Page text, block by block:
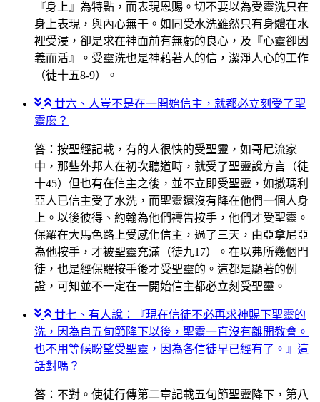
『身上』為特點，而表現恩賜。切不要以為受靈洗只在
身上表現，與內心無干。如同受水洗雖然只有身體在水
裡受浸，卻是求在神面前有無虧的良心，及『心靈卻因
義而活』。受靈洗也是神藉著人的信，潔淨人心的工作
（徒十五8-9）。
廿六、人豈不是在一開始信主，就都必立刻受了聖
靈麼？
答：按聖經記載，有的人很快的受聖靈，如哥尼流家
中，那些外邦人在初次聽道時，就受了聖靈說方言（徒
十45）但也有在信主之後，並不立即受聖靈，如撒瑪利
亞人已信主受了水洗，而聖靈還沒有降在他們一個人身
上。以後彼得、約翰為他們禱告按手，他們才受聖靈。
保羅在大馬色路上受感化信主，過了三天，由亞拿尼亞
為他按手，才被聖靈充滿（徒九17）。在以弗所幾個門
徒，也是經保羅按手後才受聖靈的。這都是顯著的例
證，可知並不一定在一開始信主都必立刻受聖靈。
廿七、有人說：『現在信徒不必再求神賜下聖靈的
洗，因為自五旬節降下以後，聖靈一直沒有離開教會。
也不用等候盼望受聖靈，因為各信徒早已經有了。』這
話對嗎？
答：不對。使徒行傳第二章記載五旬節聖靈降下，第八